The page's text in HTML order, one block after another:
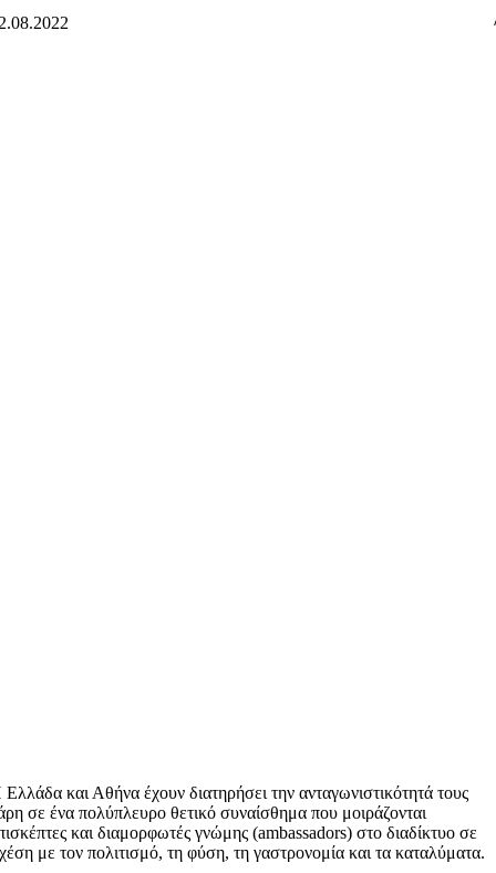
και Αθήνα έχουν διατηρήσει την ανταγωνιστικότητά τους
σε ένα πολύπλευρο θετικό συναίσθημα που μοιράζονται
και διαμορφωτές γνώμης (ambassadors) στο διαδίκτυο σε
με τον πολιτισμό, τη φύση, τη γαστρονομία και τα καταλύματα.